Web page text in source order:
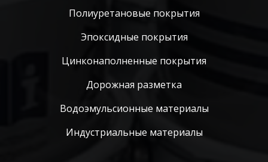
Полиуретановые покрытия
Эпоксидные покрытия
Цинконаполненные покрытия
Дорожная разметка
Водоэмульсионные материалы
Индустриальные материалы